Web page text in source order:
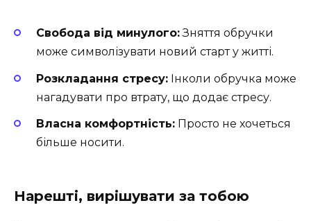
Свобода від минулого:Зняття обручки
може символізувати новий старт у житті.
Розкладання стресу: Інколи обручка може
нагадувати про втрату, що додає стресу.
Власна комфортність: Просто не хочеться
більше носити.
Нарешті, вирішувати за тобою